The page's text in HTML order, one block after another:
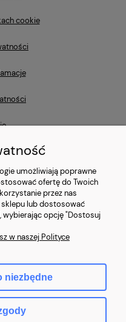
cookie
blogu
i czym różni się od
(i jak jest naprawdę)
umożliwiają poprawne
ofertę do Twoich
przez nas
lub dostosować
wybierając opcję "Dostosuj
w naszej Polityce
niezbędne